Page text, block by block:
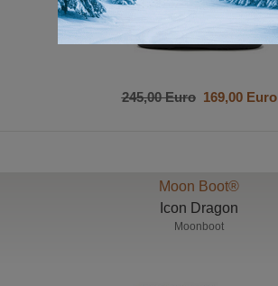
245,00 Euro169,00 Euro
Moon Boot®
Icon Dragon
Moonboot